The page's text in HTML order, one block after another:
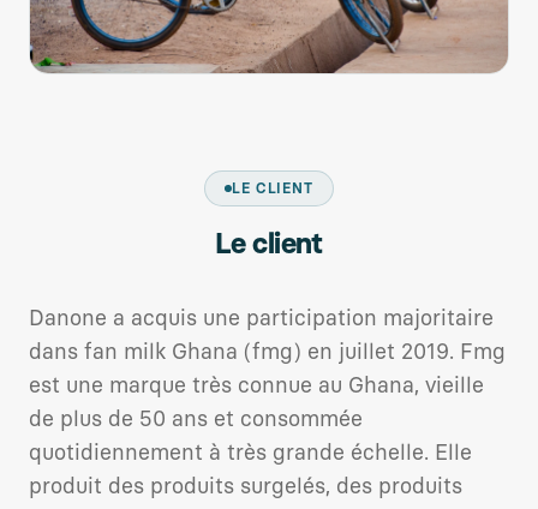
LE CLIENT
Le client
Danone a acquis une participation majoritaire
dans fan milk Ghana (fmg) en juillet 2019. Fmg
est une marque très connue au Ghana, vieille
de plus de 50 ans et consommée
quotidiennement à très grande échelle. Elle
produit des produits surgelés, des produits